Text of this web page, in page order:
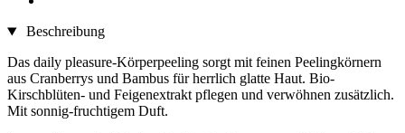
Beschreibung
Das daily pleasure-Körperpeeling sorgt mit feinen Peelingkörnern
aus Cranberrys und Bambus für herrlich glatte Haut. Bio-
Kirschblüten- und Feigenextrakt pflegen und verwöhnen zusätzlich.
Mit sonnig-fruchtigem Duft.